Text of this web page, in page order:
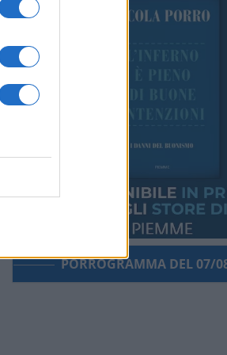
PORROGRAMMA DEL 07/